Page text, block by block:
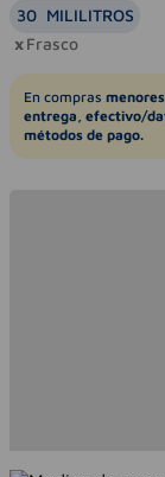
30 MILILITROS
Frasco
En compras
entrega, efectivo/
métodos de pago.